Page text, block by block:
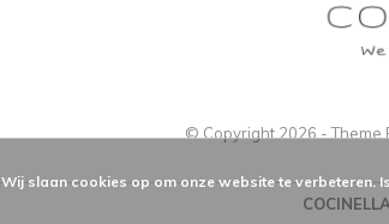
© Copyright 2026 - Theme
COCINELLA
Wij slaan cookies op om onze website te verbeteren.